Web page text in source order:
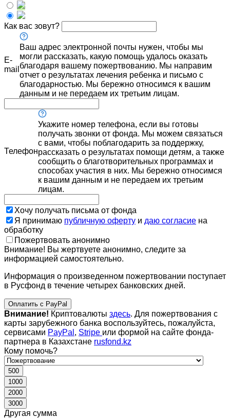
Как вас зовут?
E-
mail
Ваш адрес электронной почты нужен, чтобы мы
могли рассказать, какую помощь удалось оказать
благодаря вашему пожертвованию. Мы направим
отчет о результатах лечения ребенка и письмо с
благодарностью. Мы бережно относимся к вашим
данным и не передаем их третьим лицам.
Телефон
Укажите номер телефона, если вы готовы
получать звонки от фонда. Мы можем связаться
с вами, чтобы поблагодарить за поддержку,
рассказать о результатах помощи детям, а также
сообщить о благотворительных программах и
способах участия в них. Мы бережно относимся
к вашим данным и не передаем их третьим
лицам.
Хочу получать письма от фонда
Я принимаю публичную оферту и даю согласие на
обработку
Пожертвовать анонимно
Внимание! Вы жертвуете анонимно, следите за
информацией самостоятельно.
Информация о произведенном пожертвовании поступает
в Русфонд в течение четырех банковских дней.
Оплатить с PayPal
Внимание! Криптовалюты здесь. Для пожертвования с
карты зарубежного банка воспользуйтесь, пожалуйста,
сервисами PayPal , Stripe или формой на сайте фонда-
партнера в Казахстане rusfond.kz
Кому помочь?
500
1000
2000
3000
Другая сумма